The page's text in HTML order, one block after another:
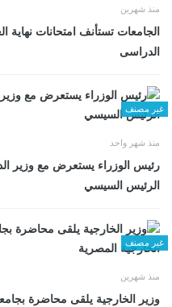
منذ شهرين
الجامعات تستأنف امتحانات نهاية
الدراسى
غير مصنف
منذ شهر واحد
رئيس الوزراء يستعرض مع وزير
الرئيس السيسي
غير مصنف
منذ شهرين
وزير الخارجية يلقى محاضرة